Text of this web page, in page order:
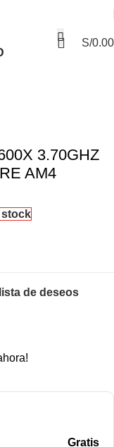
S/0.00
3.70GHZ
AM4
stock
de deseos
Gratis